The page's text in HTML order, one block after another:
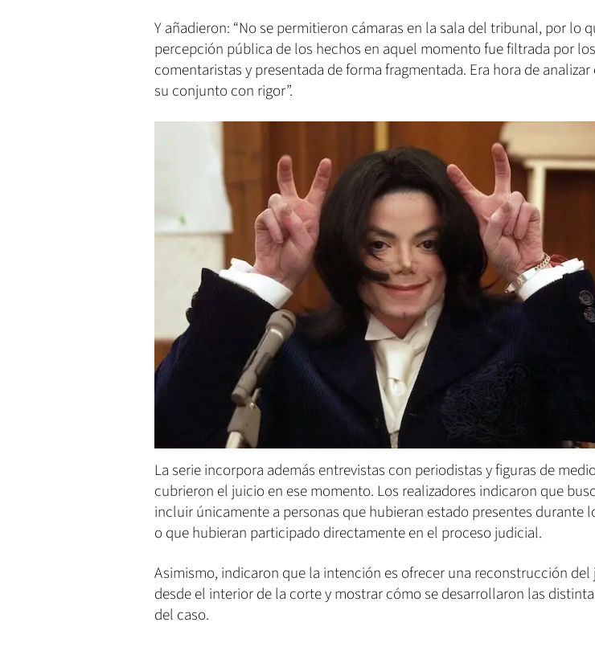
Y añadieron: “No se permitieron cámaras en la sala del tribunal, por lo
percepción pública de los hechos en aquel momento fue filtrada por los
comentaristas y presentada de forma fragmentada. Era hora de
su conjunto con rigor”.
La serie incorpora además entrevistas con periodistas y figuras de
cubrieron el juicio en ese momento. Los realizadores indicaron que
incluir únicamente a personas que hubieran estado presentes durante
o que hubieran participado directamente en el proceso judicial.
Asimismo, indicaron que la intención es ofrecer una reconstrucción
desde el interior de la corte y mostrar cómo se desarrollaron las
del caso.